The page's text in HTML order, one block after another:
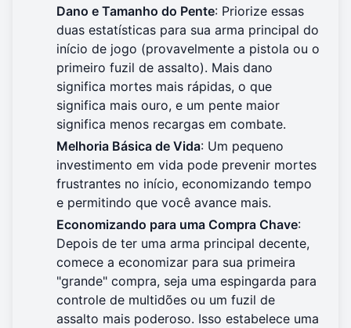
Dano e Tamanho do Pente: Priorize essas
duas estatísticas para sua arma principal do
início de jogo (provavelmente a pistola ou o
primeiro fuzil de assalto). Mais dano
significa mortes mais rápidas, o que
significa mais ouro, e um pente maior
significa menos recargas em combate.
Melhoria Básica de Vida: Um pequeno
investimento em vida pode prevenir mortes
frustrantes no início, economizando tempo
e permitindo que você avance mais.
Economizando para uma Compra Chave:
Depois de ter uma arma principal decente,
comece a economizar para sua primeira
"grande" compra, seja uma espingarda para
controle de multidões ou um fuzil de
assalto mais poderoso. Isso estabelece uma